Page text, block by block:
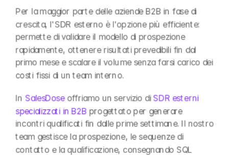
Per la maggior parte delle aziende B2B in fase di
crescita, l'SDR esterno è l'opzione più efficiente:
permette di validare il modello di prospezione
rapidamente, ottenere risultati prevedibili fin dal
primo mese e scalare il volume senza farsi carico dei
costi fissi di un team interno.
In SalesDose offriamo un servizio di SDR esterni
specializzati in B2B progettato per generare
incontri qualificati fin dalle prime settimane. Il nostro
team gestisce la prospezione, le sequenze di
contatto e la qualificazione, consegnando SQL